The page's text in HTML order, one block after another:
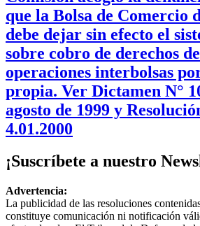
que la Bolsa de Comercio
debe dejar sin efecto el
sobre cobro de derechos
operaciones interbolsas
propia. Ver Dictamen N°
agosto de 1999 y
4.01.2000
¡Suscríbete a nuestro
Advertencia:
La publicidad de las resoluciones
constituye comunicación ni notificación